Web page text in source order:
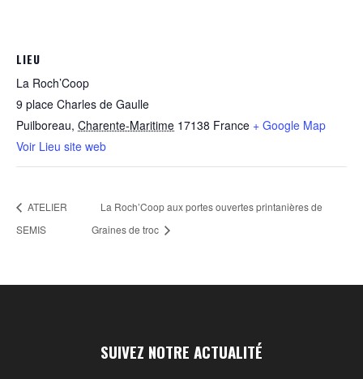
LIEU
La Roch’Coop
9 place Charles de Gaulle
Puilboreau, Charente-Maritime 17138 France + Google Map
Voir Lieu site web
ATELIER
SEMIS
La Roch’Coop aux portes ouvertes printanières de
Graines de troc
SUIVEZ NOTRE ACTUALITÉ